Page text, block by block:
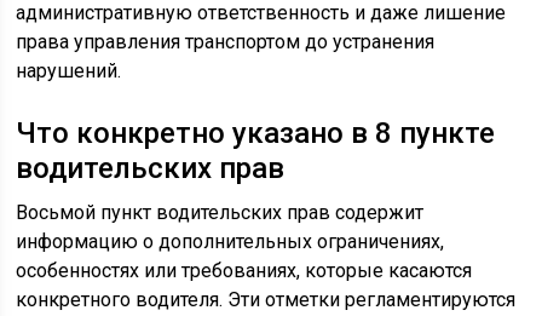
административную ответственность и даже лишение
права управления транспортом до устранения
нарушений.
Что конкретно указано в 8 пункте
водительских прав
Восьмой пункт водительских прав содержит
информацию о дополнительных ограничениях,
особенностях или требованиях, которые касаются
конкретного водителя. Эти отметки регламентируются